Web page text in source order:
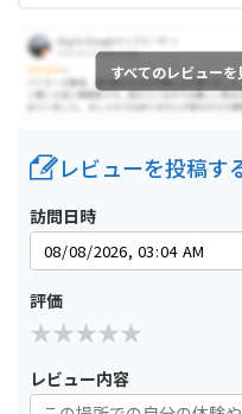
すべてのレビューを
レビューを投稿す
訪問日時
評価
レビュー内容